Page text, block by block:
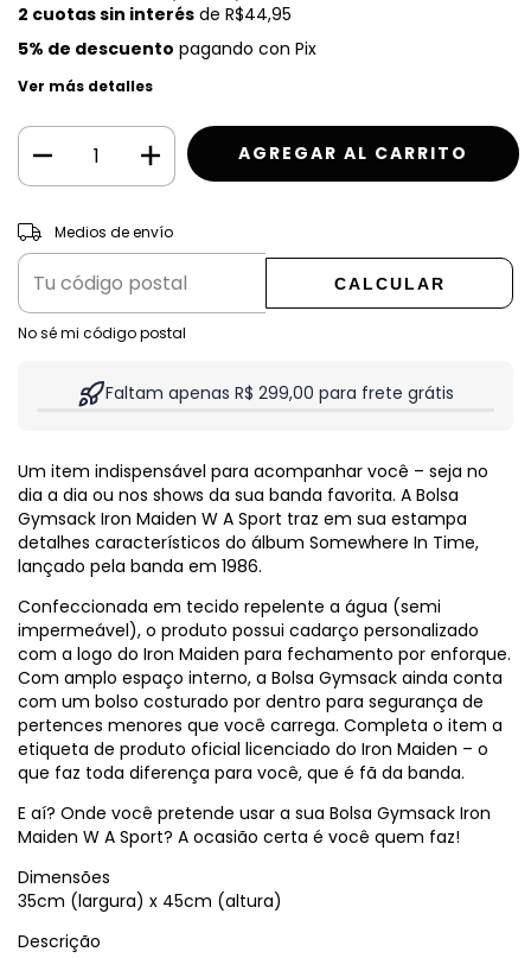
2 cuotas sin interés de R$44,95
5% de descuento pagando con Pix
Ver más detalles
Entregas para el CP:
Medios de envío
CALCULAR
No sé mi código postal
Faltam apenas R$ 299,00 para frete grátis
Um item indispensável para acompanhar você – seja no
dia a dia ou nos shows da sua banda favorita. A Bolsa
Gymsack Iron Maiden W A Sport traz em sua estampa
detalhes característicos do álbum Somewhere In Time,
lançado pela banda em 1986.
Confeccionada em tecido repelente a água (semi
impermeável), o produto possui cadarço personalizado
com a logo do Iron Maiden para fechamento por enforque.
Com amplo espaço interno, a Bolsa Gymsack ainda conta
com um bolso costurado por dentro para segurança de
pertences menores que você carrega. Completa o item a
etiqueta de produto oficial licenciado do Iron Maiden – o
que faz toda diferença para você, que é fã da banda.
E aí? Onde você pretende usar a sua Bolsa Gymsack Iron
Maiden W A Sport? A ocasião certa é você quem faz!
Dimensões
35cm (largura) x 45cm (altura)
Descrição